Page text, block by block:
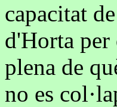
capacitat
d'Horta per
plena de
no es